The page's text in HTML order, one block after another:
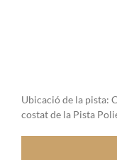
Ubicació de la pista:
costat de la Pista